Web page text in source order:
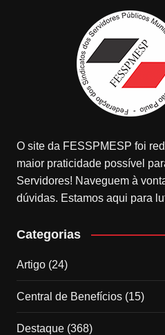
O site da FESSPMESP foi
maior praticidade possível
Servidores! Naveguem à
dúvidas. Estamos aqui para
Categorias
Artigo(24)
Central de Benefícios(15)
Destaque(368)